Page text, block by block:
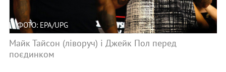
ФОТО: EPA/UPG
Майк Тайсон (ліворуч) і Джейк Пол перед
поєдинком